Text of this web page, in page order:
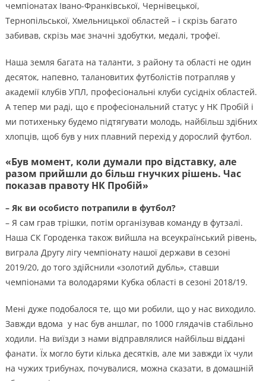
чемпіонатах Івано-Франківської, Чернівецької,
Тернопільської, Хмельницької областей – і скрізь багато
забивав, скрізь має значні здобутки, медалі, трофеї.
Наша земля багата на таланти, з району та області не один
десяток, напевно, талановитих футболістів потрапляв у
академії клубів УПЛ, професіональні клуби сусідніх областей.
А тепер ми раді, що є професіональний статус у НК Пробій і
ми потихеньку будемо підтягувати молодь, найбільш здібних
хлопців, щоб був у них плавний перехід у дорослий футбол.
«Був момент, коли думали про відставку, але
разом прийшли до більш гнучких рішень. Час
показав правоту НК Пробій»
– Як ви особисто потрапили в футбол?
– Я сам грав трішки, потім організував команду в футзалі.
Наша СК Городенка також вийшла на всеукраїнський рівень,
виграла Другу лігу чемпіонату нашої держави в сезоні
2019/20, до того здійснили «золотий дубль», ставши
чемпіонами та володарями Кубка області в сезоні 2018/19.
Мені дуже подобалося те, що ми робили, що у нас виходило.
Завжди вдома у нас був аншлаг, по 1000 глядачів стабільно
ходили. На виїзди з нами відправлялися найбільш віддані
фанати. Їх могло бути кілька десятків, але ми завжди їх чули
на чужих трибунах, почувалися, можна сказати, в домашній